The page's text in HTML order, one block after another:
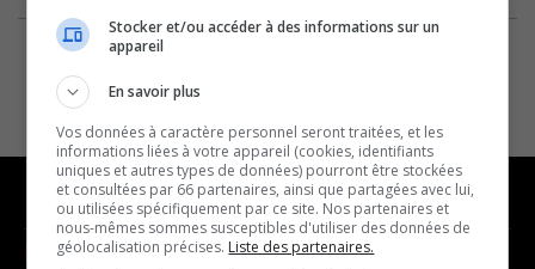
NOUVELLES MUSIQUE
Stocker et/ou accéder à des informations sur un
appareil
En savoir plus
Vos données à caractère personnel seront traitées, et les
informations liées à votre appareil (cookies, identifiants
uniques et autres types de données) pourront être stockées
et consultées par 66 partenaires, ainsi que partagées avec lui,
ou utilisées spécifiquement par ce site. Nos partenaires et
nous-mêmes sommes susceptibles d'utiliser des données de
géolocalisation précises. Liste des partenaires.